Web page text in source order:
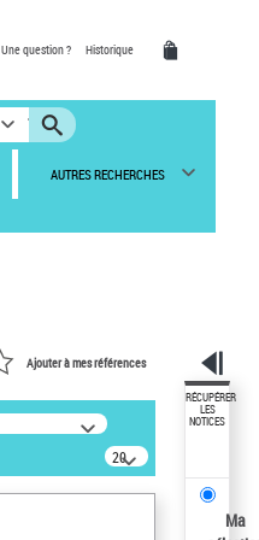
Une question ? Historique
AUTRES RECHERCHES
Ajouter à mes références
20
résultats/page
RÉCUPÉRER
LES
NOTICES
Ma